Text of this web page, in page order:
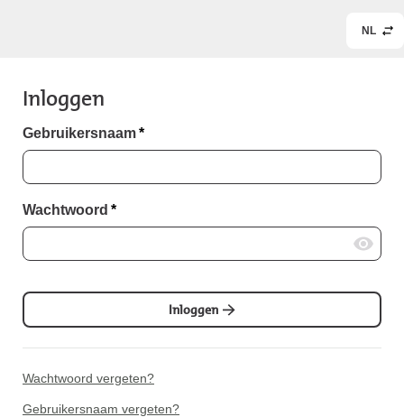
NL
Inloggen
Gebruikersnaam*
Wachtwoord *
Inloggen
Wachtwoord vergeten?
Gebruikersnaam vergeten?